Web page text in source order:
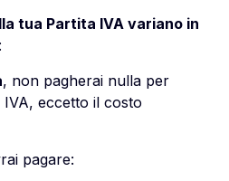
tua Partita IVA variano in
:
, non pagherai nulla per
IVA, eccetto il costo
pagare: